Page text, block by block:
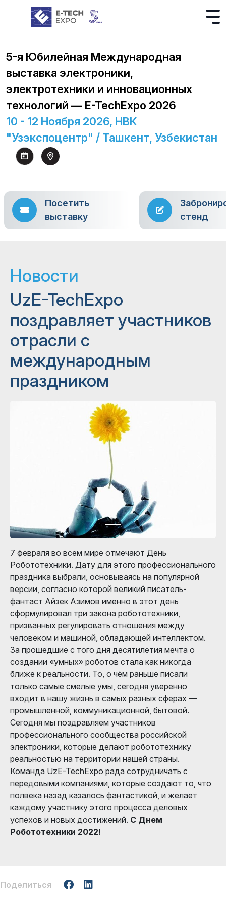
5-я Юбилейная Международная
выставка электроники,
электротехники и инновационных
технологий — E-TechExpo 2026
10 - 12 Ноября 2026, НВК
"Узэкспоцентр" / Ташкент, Узбекистан
Посетить
выставку
стенд
Новости
UzE-TechExpo
поздравляет участников
отрасли с
международным
праздником
7 февраля во всем мире отмечают День
Робототехники. Дату для этого профессионального
праздника выбрали, основываясь на популярной
версии, согласно которой великий писатель-
фантаст Айзек Азимов именно в этот день
сформулировал три закона робототехники,
призванных регулировать отношения между
человеком и машиной, обладающей интеллектом.
За прошедшие с того дня десятилетия мечта о
создании «умных» роботов стала как никогда
ближе к реальности. То, о чём раньше писали
только самые смелые умы, сегодня уверенно
входит в нашу жизнь в самых разных сферах —
промышленной, коммуникационной, бытовой.
Сегодня мы поздравляем участников
профессионального сообщества российской
электроники, которые делают робототехнику
реальностью на территории нашей страны.
Команда UzE-TechExpo рада сотрудничать с
передовыми компаниями, которые создают то, что
полвека назад казалось фантастикой, и желает
каждому участнику этого процесса деловых
успехов и новых достижений. С Днем
Робототехники 2022!
Поделиться